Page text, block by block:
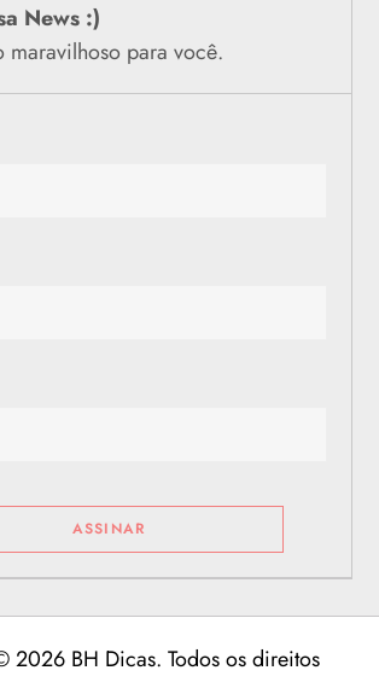
News :)
maravilhoso para você.
2026 BH Dicas. Todos os direitos